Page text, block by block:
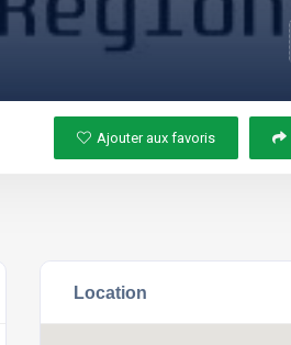
Ajouter aux favoris
Location